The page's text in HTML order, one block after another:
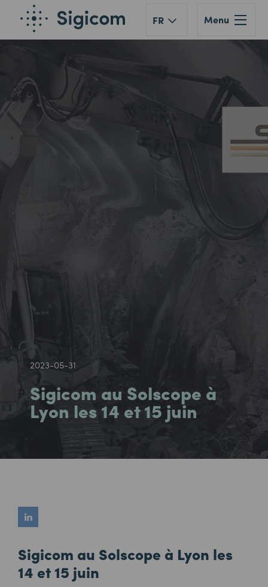
FR Menu
2023-05-31
Sigicom au Solscope à
Lyon les 14 et 15 juin
Sigicom au Solscope à Lyon les
14 et 15 juin